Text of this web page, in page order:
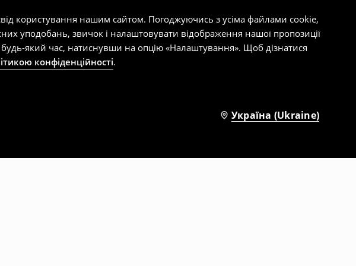
користування нашим сайтом. Погоджуючись з усіма файлами cookie,
уподобань, звичок і налаштовувати відображення нашої пропозиції
який час, натиснувши на опцію «Налаштування». Щоб дізнатися
конфіденційності.
Україна (Ukraine)